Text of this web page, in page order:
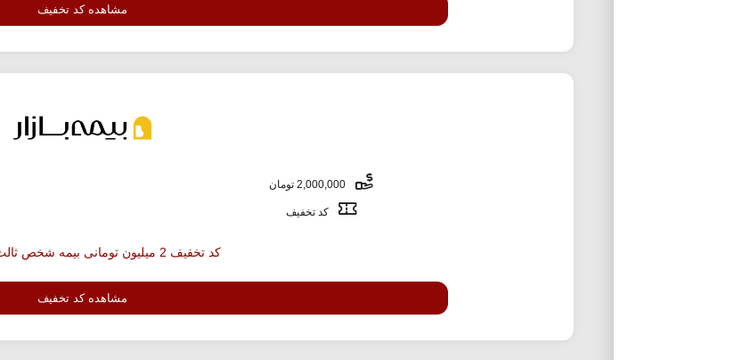
مشاهده کد تخفیف
کد تخفیف
کد تخفیف 2 میلیون تومانی بیمه شخص ثالث بیمه بازار
مشاهده کد تخفیف